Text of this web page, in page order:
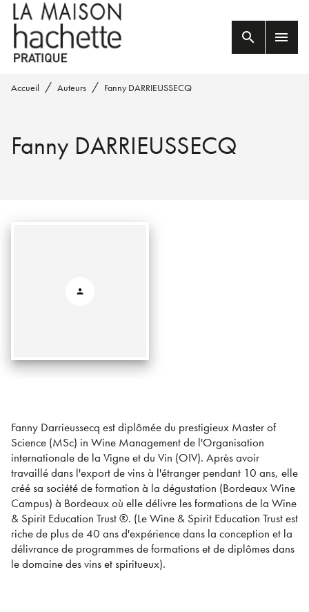
MENU RECHERCHE
PIED DE PAGE
search menu
Accueil / Auteurs / Fanny DARRIEUSSECQ
Fanny DARRIEUSSECQ
Fanny Darrieussecq est diplômée du prestigieux Master of
Science (MSc) in Wine Management de l'Organisation
internationale de la Vigne et du Vin (OIV). Après avoir
travaillé dans l'export de vins à l'étranger pendant 10 ans, elle
créé sa société de formation à la dégustation (Bordeaux Wine
Campus) à Bordeaux où elle délivre les formations de la Wine
& Spirit Education Trust ®. (Le Wine & Spirit Education Trust est
riche de plus de 40 ans d'expérience dans la conception et la
délivrance de programmes de formations et de diplômes dans
le domaine des vins et spiritueux).